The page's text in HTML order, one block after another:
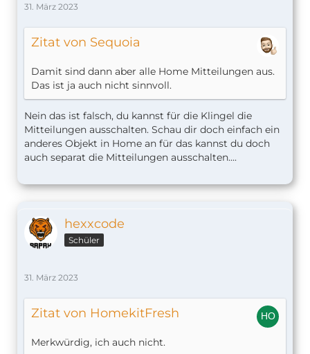
31. März 2023
Zitat von Sequoia
Damit sind dann aber alle Home Mitteilungen aus.
Das ist ja auch nicht sinnvoll.
Nein das ist falsch, du kannst für die Klingel die
Mitteilungen ausschalten. Schau dir doch einfach ein
anderes Objekt in Home an für das kannst du doch
auch separat die Mitteilungen ausschalten....
hexxcode
Schüler
31. März 2023
Zitat von HomekitFresh
Merkwürdig, ich auch nicht.